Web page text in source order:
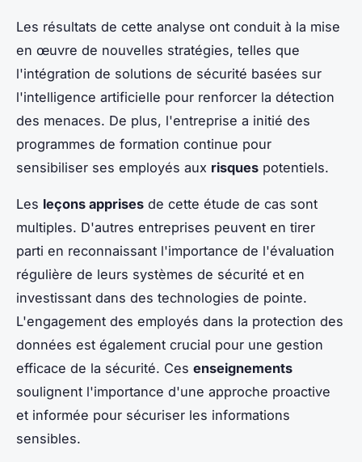
Les résultats de cette analyse ont conduit à la mise
en œuvre de nouvelles stratégies, telles que
l'intégration de solutions de sécurité basées sur
l'intelligence artificielle pour renforcer la détection
des menaces. De plus, l'entreprise a initié des
programmes de formation continue pour
sensibiliser ses employés aux risques potentiels.
Les leçons apprises de cette étude de cas sont
multiples. D'autres entreprises peuvent en tirer
parti en reconnaissant l'importance de l'évaluation
régulière de leurs systèmes de sécurité et en
investissant dans des technologies de pointe.
L'engagement des employés dans la protection des
données est également crucial pour une gestion
efficace de la sécurité. Ces enseignements
soulignent l'importance d'une approche proactive
et informée pour sécuriser les informations
sensibles.